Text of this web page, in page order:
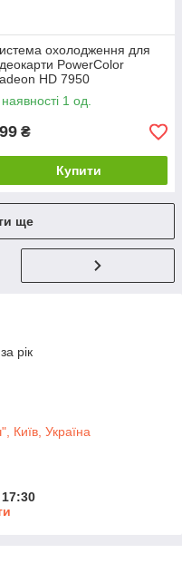
охолодження для
PowerColor
HD 7950
24*9 см No
1 од.
₴
Купити
ще
рік
Київ, Україна